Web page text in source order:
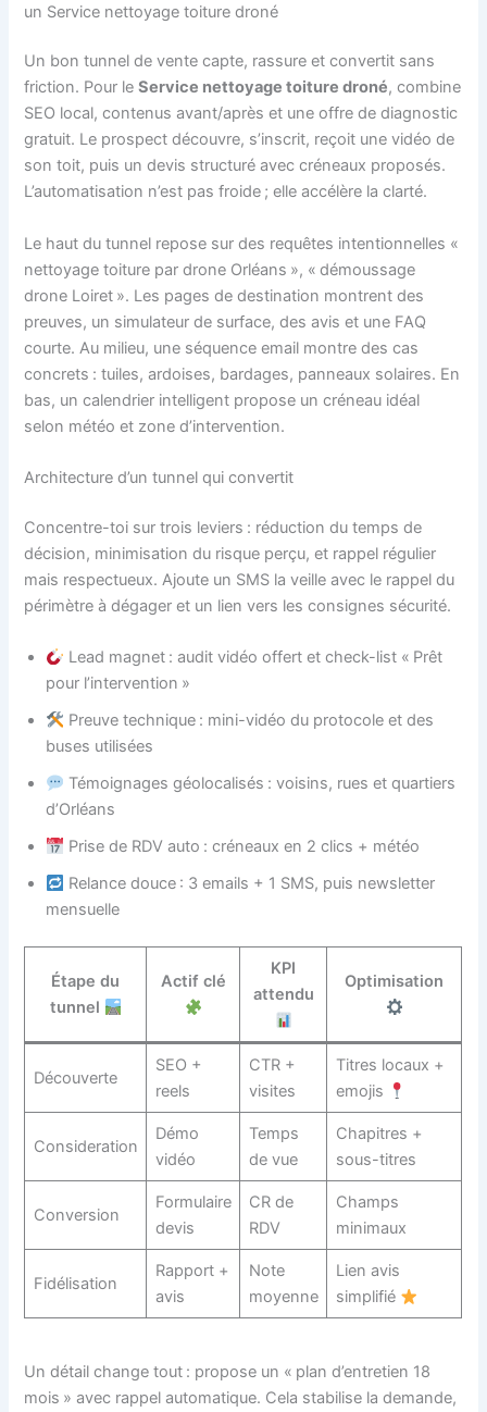
un Service nettoyage toiture droné
Un bon tunnel de vente capte, rassure et convertit sans
friction. Pour leService nettoyage toiture droné, combine
SEO local, contenus avant/après et une offre de diagnostic
gratuit. Le prospect découvre, s’inscrit, reçoit une vidéo de
son toit, puis un devis structuré avec créneaux proposés.
L’automatisation n’est pas froide ; elle accélère la clarté.
Le haut du tunnel repose sur des requêtes intentionnelles «
nettoyage toiture par drone Orléans », « démoussage
drone Loiret ». Les pages de destination montrent des
preuves, un simulateur de surface, des avis et une FAQ
courte. Au milieu, une séquence email montre des cas
concrets : tuiles, ardoises, bardages, panneaux solaires. En
bas, un calendrier intelligent propose un créneau idéal
selon météo et zone d’intervention.
Architecture d’un tunnel qui convertit
Concentre-toi sur trois leviers : réduction du temps de
décision, minimisation du risque perçu, et rappel régulier
mais respectueux. Ajoute un SMS la veille avec le rappel du
périmètre à dégager et un lien vers les consignes sécurité.
Lead magnet : audit vidéo offert et check-list « Prêt
pour l’intervention »
Preuve technique : mini-vidéo du protocole et des
buses utilisées
Témoignages géolocalisés : voisins, rues et quartiers
d’Orléans
Prise de RDV auto : créneaux en 2 clics + météo
Relance douce : 3 emails + 1 SMS, puis newsletter
mensuelle
Étape du
tunnel
Actif clé
KPI
attendu
Optimisation
Découverte
SEO +
reels
CTR +
visites
Titres locaux +
emojis
Consideration
Démo
vidéo
Temps
de vue
Chapitres +
sous-titres
Conversion
Formulaire
devis
CR de
RDV
Champs
minimaux
Fidélisation
Rapport +
avis
Note
moyenne
Lien avis
simplifié
Un détail change tout : propose un « plan d’entretien 18
mois » avec rappel automatique. Cela stabilise la demande,